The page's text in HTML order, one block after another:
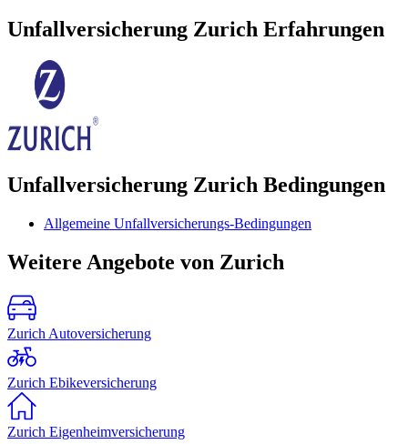
Unfallversicherung Zurich Erfahrungen
Unfallversicherung Zurich Bedingungen
Allgemeine Unfallversicherungs-Bedingungen
Weitere Angebote von Zurich
Zurich Autoversicherung
Zurich Ebikeversicherung
Zurich Eigenheimversicherung